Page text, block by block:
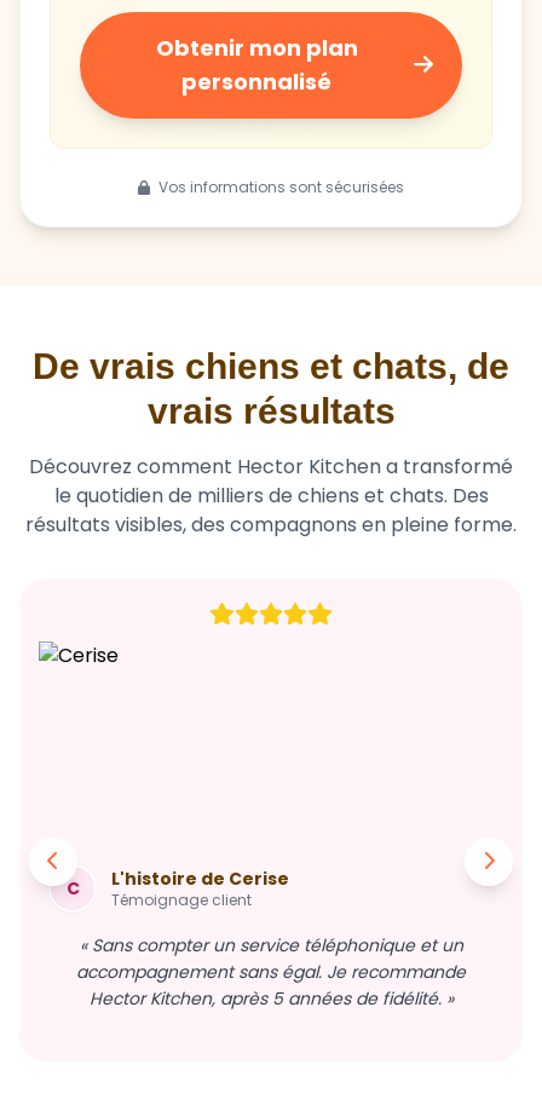
Obtenir mon plan
personnalisé
Vos informations sont sécurisées
De vrais chiens et chats, de
vrais résultats
Découvrez comment Hector Kitchen a transformé
le quotidien de milliers de chiens et chats. Des
résultats visibles, des compagnons en pleine forme.
C L'histoire de Cerise
Témoignage client
« Sans compter un service téléphonique et un
accompagnement sans égal. Je recommande
Hector Kitchen, après 5 années de fidélité. »